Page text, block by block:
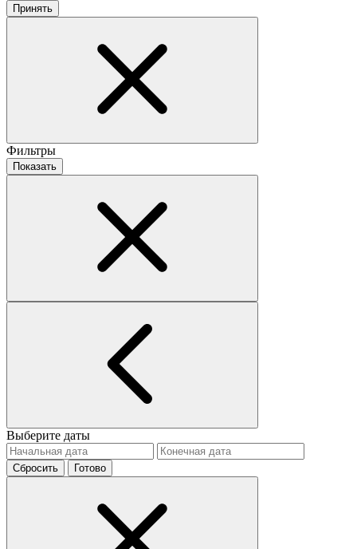
Принять
Фильтры
Показать
Выберите даты
Сбросить Готово